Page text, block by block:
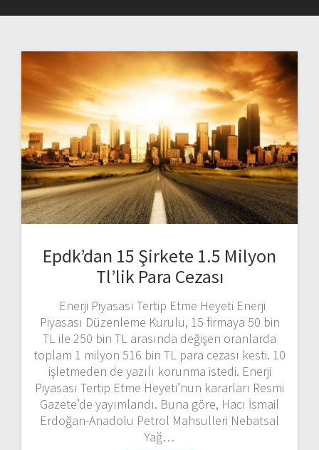
Epdk’dan 15 Şirkete 1.5 Milyon
Tl’lik Para Cezası
Enerji Piyasası Tertip Etme Heyeti Enerji
Piyasası Düzenleme Kurulu, 15 firmaya 50 bin
TL ile 250 bin TL arasında değişen oranlarda
toplam 1 milyon 516 bin TL para cezası kesti. 10
işletmeden de yazılı korunma istedi. Enerji
Piyasası Tertip Etme Heyeti’nun kararları Resmi
Gazete’de yayımlandı. Buna göre, Hacı İsmail
Erdoğan-Anadolu Petrol Mahsulleri Nebatsal
Yağ…